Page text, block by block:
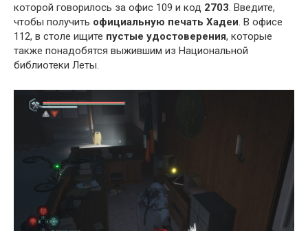
которой говорилось за офис 109 и код 2703 . Введите,
чтобы получить официальную печать Хадеи . В офисе
112, в столе ищите пустые удостоверения, которые
также понадобятся выжившим из Национальной
библиотеки Леты.